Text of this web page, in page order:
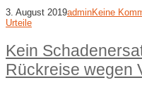
3. August 2019adminKeine
Urteile
Kein
Rückreise wegen